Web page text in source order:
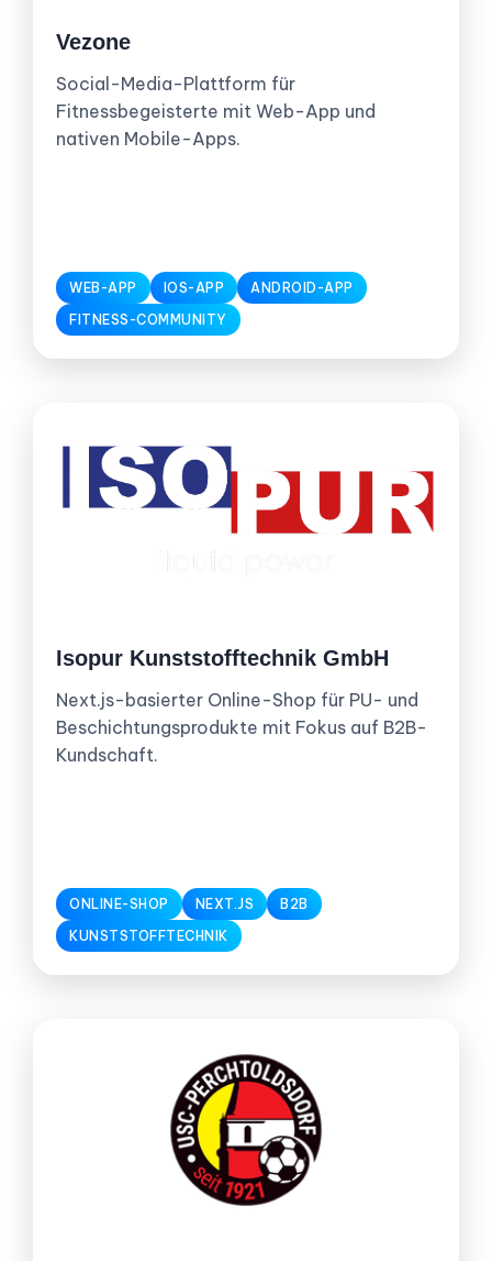
Vezone
Social-Media-Plattform für
Fitnessbegeisterte mit Web-App und
nativen Mobile-Apps.
WEB-APP IOS-APP
ANDROID-APP
FITNESS-COMMUNITY
Isopur Kunststofftechnik GmbH
Next.js-basierter Online-Shop für PU- und
Beschichtungsprodukte mit Fokus auf B2B-
Kundschaft.
ONLINE-SHOP NEXT.JS
B2B
KUNSTSTOFFTECHNIK